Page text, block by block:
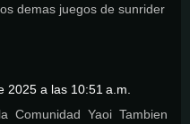
demas juegos de sunrider
2025 a las 10:51 a.m.
Comunidad Yaoi Tambien